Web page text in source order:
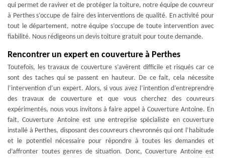
qui permet de raviver et de protéger la toiture, notre équipe de couvreur
à Perthes s’occupe de faire des interventions de qualité. En activité pour
tout le département, notre équipe s’occupe de toute intervention avec
fiabilité. Nous rédigeons un devis toiture gratuit pour toute demande.
Rencontrer un expert en couverture à Perthes
Toutefois, les travaux de couverture s’avèrent difficile et risqués car ce
sont des taches qui se passent en hauteur. De ce fait, cela nécessite
l’intervention d’un expert. Alors, si vous avez l’intention d’entreprendre
des travaux de couverture et que vous cherchez des couvreurs
expérimentés, nous vous invitons à faire appel à Couverture Antoine. En
fait, Couverture Antoine est une entreprise spécialiste en couverture
installé à Perthes, disposant des couvreurs chevronnés qui ont l’habitude
et le potentiel nécessaire pour répondre à toutes les demandes et
d’affronter toutes genres de situation. Donc, Couverture Antoine est